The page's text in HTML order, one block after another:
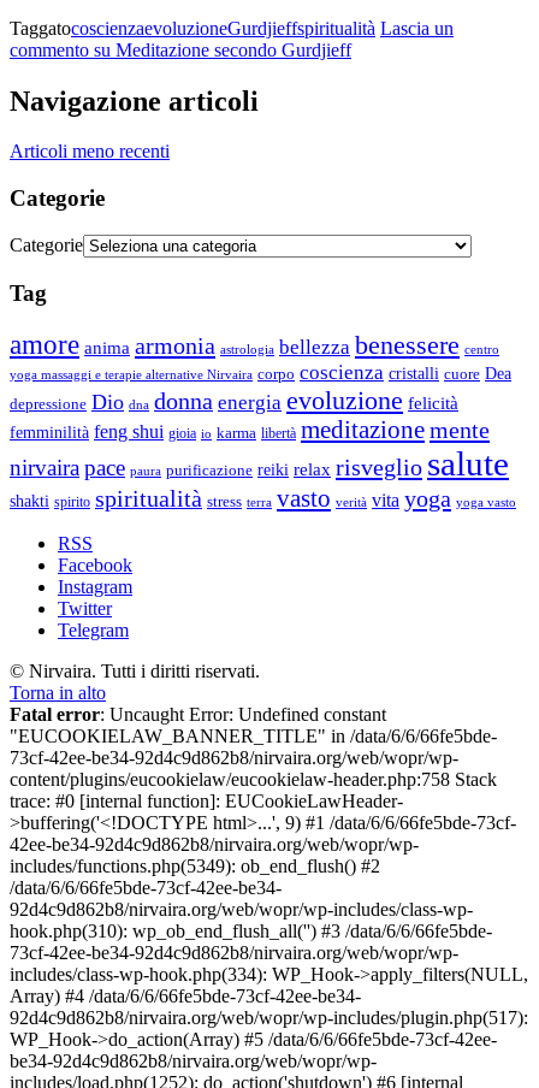
TaggatocoscienzaevoluzioneGurdjieffspiritualità Lascia un
commento su Meditazione secondo Gurdjieff
Navigazione articoli
Articoli meno recenti
Categorie
Categorie
Tag
amore anima armonia astrologia bellezza benessere centro
yoga massaggi e terapie alternative Nirvaira corpo coscienza cristalli cuore Dea
depressione Dio dna donna energia evoluzione felicità
femminilità feng shui gioia io karma libertà meditazionemente
nirvairapace paura purificazione reiki relax risveglio salute
shakti spirito spiritualità stress terra vasto verità vita yoga yoga vasto
RSS
Facebook
Instagram
Twitter
Telegram
© Nirvaira. Tutti i diritti riservati.
Torna in alto
Fatal error: Uncaught Error: Undefined constant
"EUCOOKIELAW_BANNER_TITLE" in /data/6/6/66fe5bde-
73cf-42ee-be34-92d4c9d862b8/nirvaira.org/web/wopr/wp-
content/plugins/eucookielaw/eucookielaw-header.php:758 Stack
trace: #0 [internal function]: EUCookieLawHeader-
>buffering('<!DOCTYPE html>...', 9) #1 /data/6/6/66fe5bde-73cf-
42ee-be34-92d4c9d862b8/nirvaira.org/web/wopr/wp-
includes/functions.php(5349): ob_end_flush() #2
/data/6/6/66fe5bde-73cf-42ee-be34-
92d4c9d862b8/nirvaira.org/web/wopr/wp-includes/class-wp-
hook.php(310): wp_ob_end_flush_all('') #3 /data/6/6/66fe5bde-
73cf-42ee-be34-92d4c9d862b8/nirvaira.org/web/wopr/wp-
includes/class-wp-hook.php(334): WP_Hook->apply_filters(NULL,
Array) #4 /data/6/6/66fe5bde-73cf-42ee-be34-
92d4c9d862b8/nirvaira.org/web/wopr/wp-includes/plugin.php(517):
WP_Hook->do_action(Array) #5 /data/6/6/66fe5bde-73cf-42ee-
be34-92d4c9d862b8/nirvaira.org/web/wopr/wp-
includes/load.php(1252): do_action('shutdown') #6 [internal